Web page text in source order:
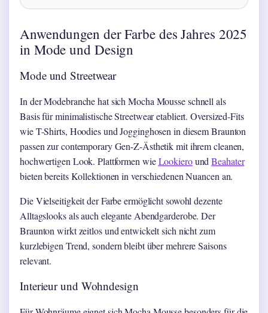
Anwendungen der Farbe des Jahres 2025
in Mode und Design
Mode und Streetwear
In der Modebranche hat sich Mocha Mousse schnell als
Basis für minimalistische Streetwear etabliert. Oversized-Fits
wie T-Shirts, Hoodies und Jogginghosen in diesem Braunton
passen zur contemporary Gen-Z-Ästhetik mit ihrem cleanen,
hochwertigen Look. Plattformen wieLookieroundBeahater
bieten bereits Kollektionen in verschiedenen Nuancen an.
Die Vielseitigkeit der Farbe ermöglicht sowohl dezente
Alltagslooks als auch elegante Abendgarderobe. Der
Braunton wirkt zeitlos und entwickelt sich nicht zum
kurzlebigen Trend, sondern bleibt über mehrere Saisons
relevant.
Interieur und Wohndesign